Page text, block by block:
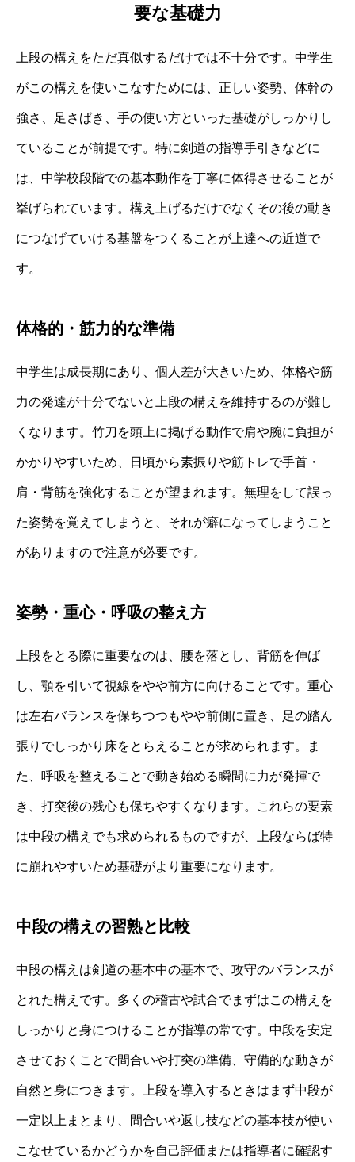
要な基礎力
上段の構えをただ真似するだけでは不十分です。中学生
がこの構えを使いこなすためには、正しい姿勢、体幹の
強さ、足さばき、手の使い方といった基礎がしっかりし
ていることが前提です。特に剣道の指導手引きなどに
は、中学校段階での基本動作を丁寧に体得させることが
挙げられています。構え上げるだけでなくその後の動き
につなげていける基盤をつくることが上達への近道で
す。
体格的・筋力的な準備
中学生は成長期にあり、個人差が大きいため、体格や筋
力の発達が十分でないと上段の構えを維持するのが難し
くなります。竹刀を頭上に掲げる動作で肩や腕に負担が
かかりやすいため、日頃から素振りや筋トレで手首・
肩・背筋を強化することが望まれます。無理をして誤っ
た姿勢を覚えてしまうと、それが癖になってしまうこと
がありますので注意が必要です。
姿勢・重心・呼吸の整え方
上段をとる際に重要なのは、腰を落とし、背筋を伸ば
し、顎を引いて視線をやや前方に向けることです。重心
は左右バランスを保ちつつもやや前側に置き、足の踏ん
張りでしっかり床をとらえることが求められます。ま
た、呼吸を整えることで動き始める瞬間に力が発揮で
き、打突後の残心も保ちやすくなります。これらの要素
は中段の構えでも求められるものですが、上段ならば特
に崩れやすいため基礎がより重要になります。
中段の構えの習熟と比較
中段の構えは剣道の基本中の基本で、攻守のバランスが
とれた構えです。多くの稽古や試合でまずはこの構えを
しっかりと身につけることが指導の常です。中段を安定
させておくことで間合いや打突の準備、守備的な動きが
自然と身につきます。上段を導入するときはまず中段が
一定以上まとまり、間合いや返し技などの基本技が使い
こなせているかどうかを自己評価または指導者に確認す